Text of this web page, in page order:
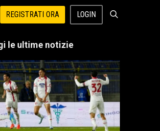
REGISTRATI ORA LOGIN
le ultime notizie